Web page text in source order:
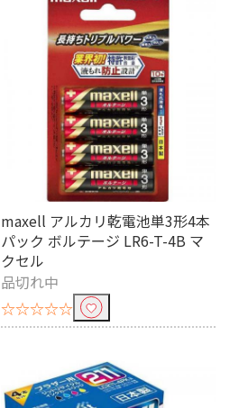
maxell アルカリ乾電池単3形4本
パック ボルテージ LR6-T-4B マ
クセル
品切れ中
☆☆☆☆☆